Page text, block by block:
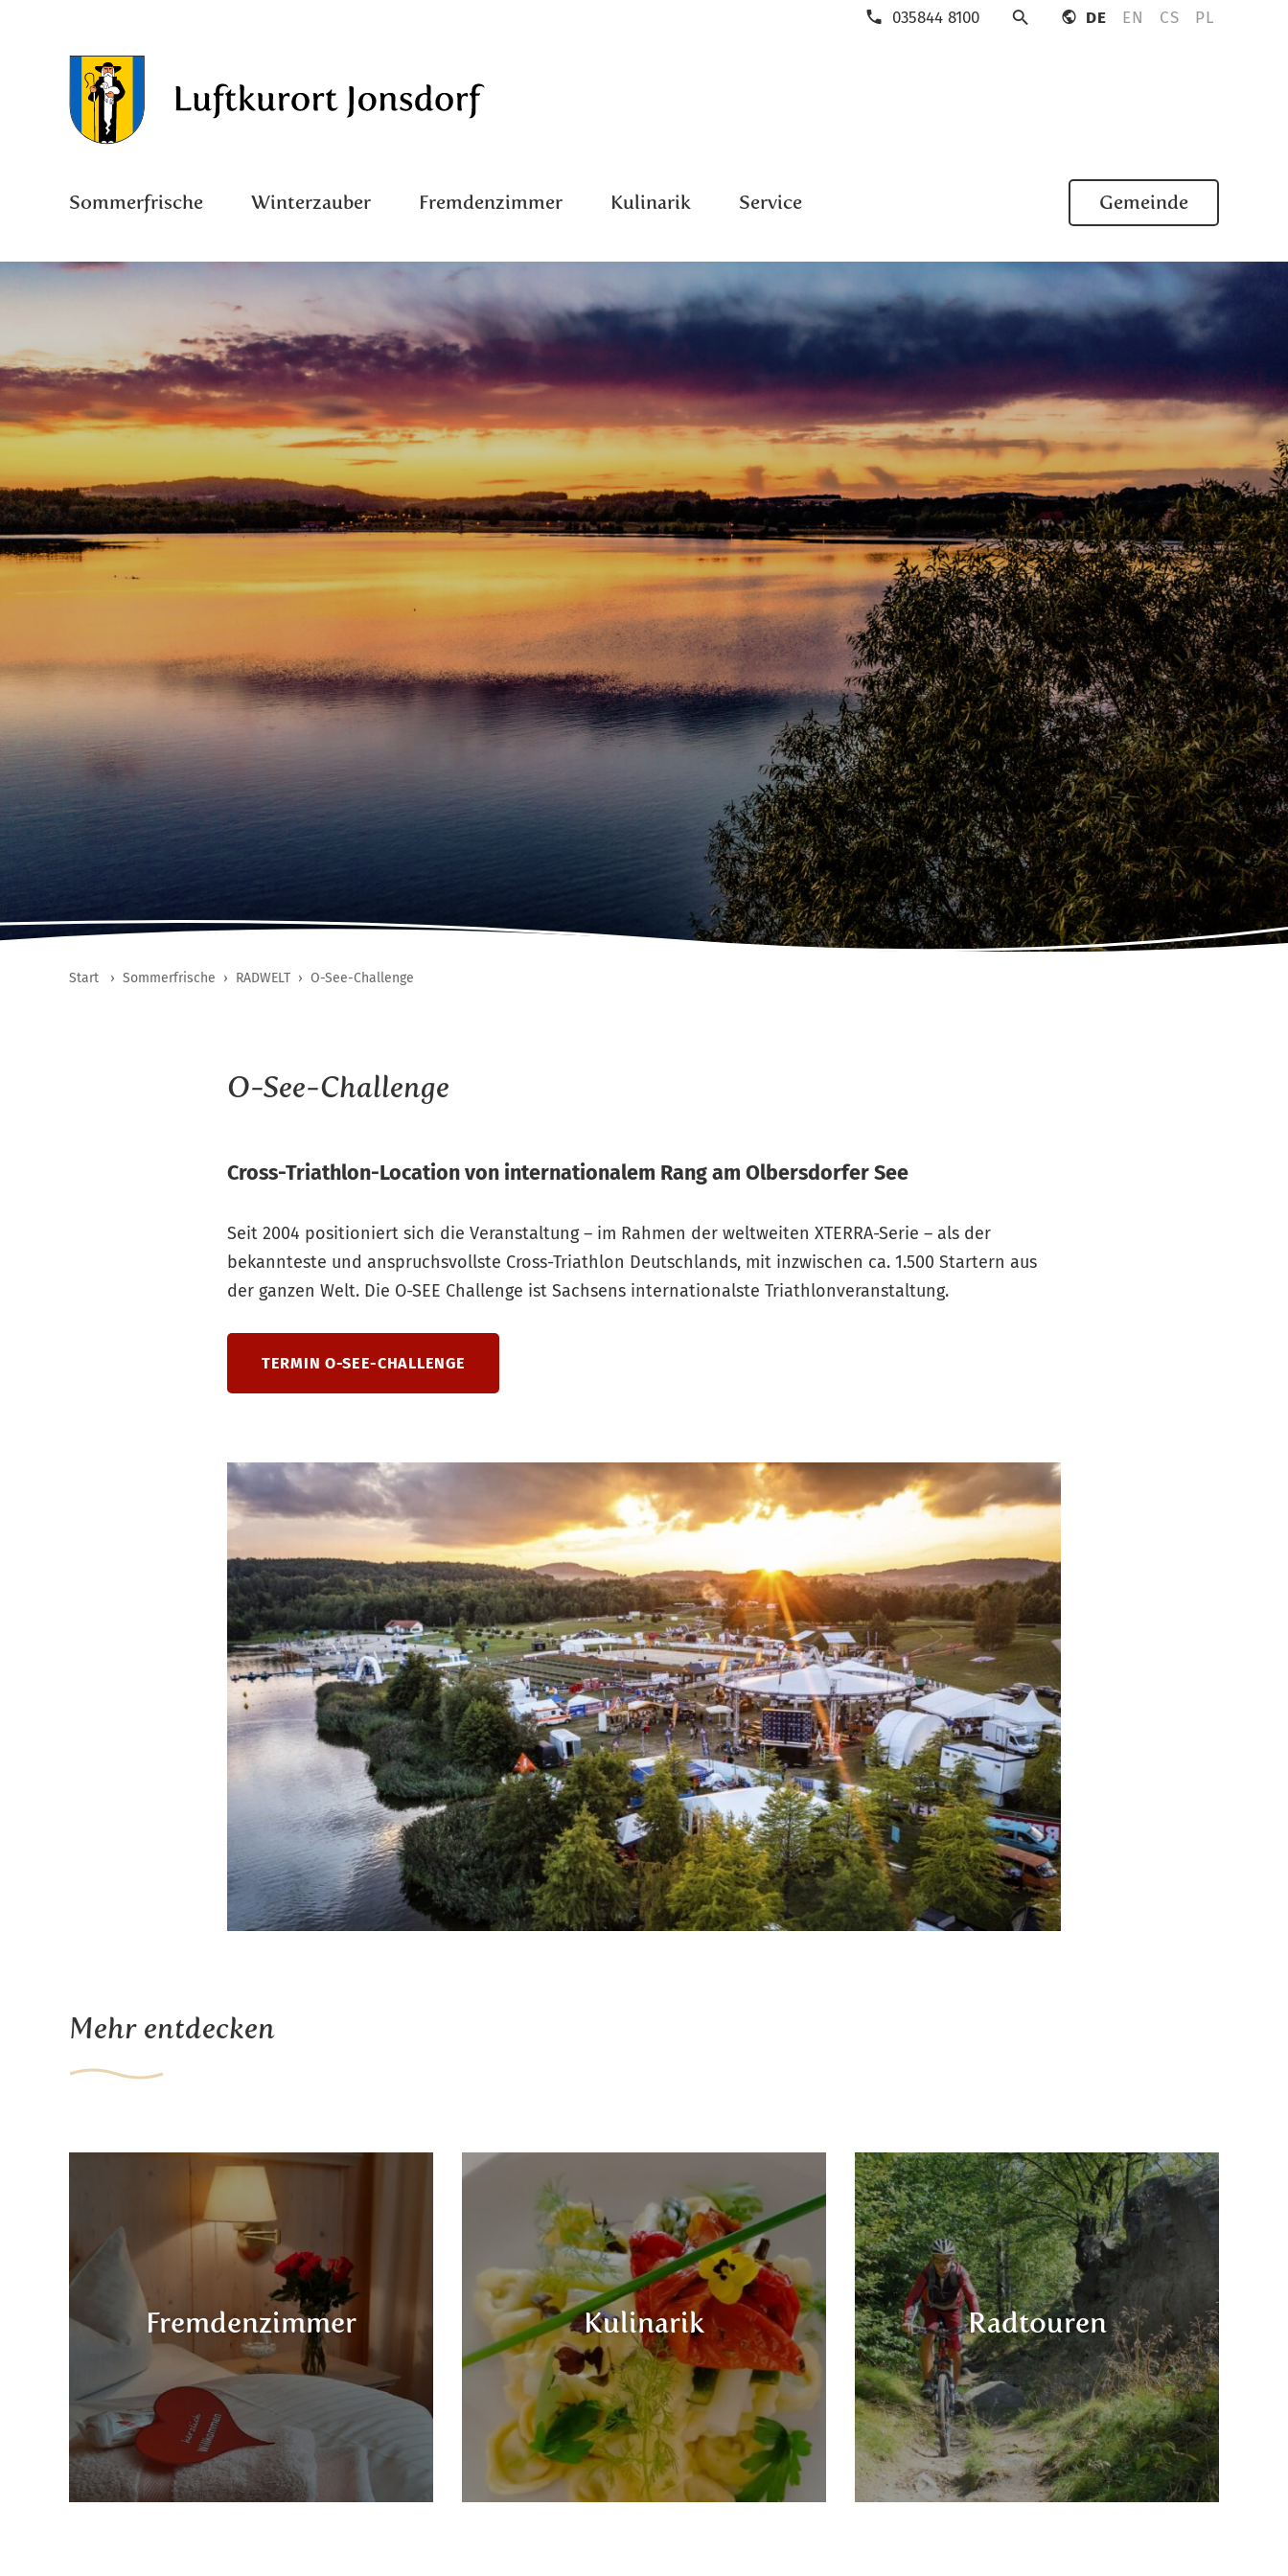
035844 8100 DE EN CS PL
Sommerfrische Winterzauber Fremdenzimmer Kulinarik Service Gemeinde
Start › Sommerfrische › RADWELT › O-See-Challenge
O-See-Challenge
Cross-Triathlon-Location von internationalem Rang am Olbersdorfer See
Seit 2004 positioniert sich die Veranstaltung – im Rahmen der weltweiten XTERRA-Serie – als der
bekannteste und anspruchsvollste Cross-Triathlon Deutschlands, mit inzwischen ca. 1.500 Startern aus
der ganzen Welt. Die O-SEE Challenge ist Sachsens internationalste Triathlonveranstaltung.
TERMIN O-SEE-CHALLENGE
Mehr entdecken
Fremdenzimmer Kulinarik Radtouren